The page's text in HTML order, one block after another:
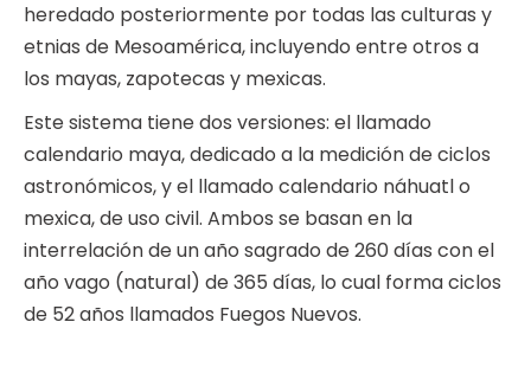
heredado posteriormente por todas las culturas y
etnias de Mesoamérica, incluyendo entre otros a
los mayas, zapotecas y mexicas.
Este sistema tiene dos versiones: el llamado
calendario maya, dedicado a la medición de ciclos
astronómicos, y el llamado calendario náhuatl o
mexica, de uso civil. Ambos se basan en la
interrelación de un año sagrado de 260 días con el
año vago (natural) de 365 días, lo cual forma ciclos
de 52 años llamados Fuegos Nuevos.